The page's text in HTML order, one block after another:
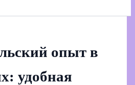
опыт в
удобная